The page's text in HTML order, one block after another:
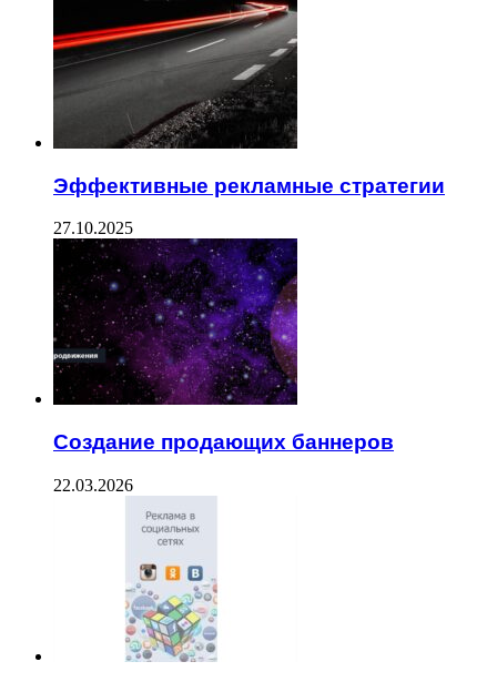
Эффективные рекламные стратегии
27.10.2025
Создание продающих баннеров
22.03.2026